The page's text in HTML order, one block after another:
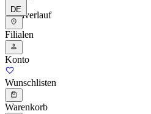
Suchverlauf
DE
Filialen
Konto
Wunschlisten
Warenkorb